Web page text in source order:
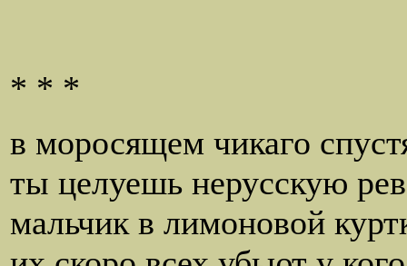
* * *
в моросящем чикаго
ты целуешь нерусскую
мальчик в лимоновой